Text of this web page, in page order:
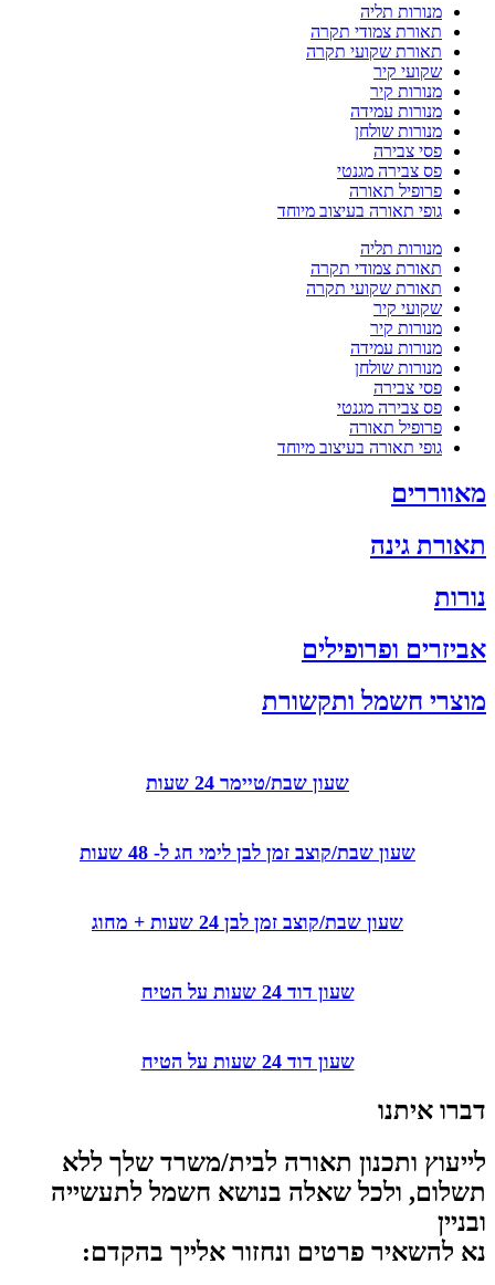
מנורות תליה
תאורת צמודי תקרה
תאורת שקועי תקרה
שקועי קיר
מנורות קיר
מנורות עמידה
מנורות שולחן
פסי צבירה
פס צבירה מגנטי
פרופיל תאורה
גופי תאורה בעיצוב מיוחד
מנורות תליה
תאורת צמודי תקרה
תאורת שקועי תקרה
שקועי קיר
מנורות קיר
מנורות עמידה
מנורות שולחן
פסי צבירה
פס צבירה מגנטי
פרופיל תאורה
גופי תאורה בעיצוב מיוחד
מאווררים
תאורת גינה
נורות
אביזרים ופרופילים
מוצרי חשמל ותקשורת
שעון שבת/טיימר 24 שעות
שעון שבת/קוצב זמן לבן לימי חג ל- 48 שעות
שעון שבת/קוצב זמן לבן 24 שעות + מחוג
שעון דוד 24 שעות על הטיח
שעון דוד 24 שעות על הטיח
דברו איתנו
לייעוץ ותכנון תאורה לבית/משרד שלך ללא
תשלום, ולכל שאלה בנושא חשמל לתעשייה
ובניין
נא להשאיר פרטים ונחזור אלייך בהקדם: